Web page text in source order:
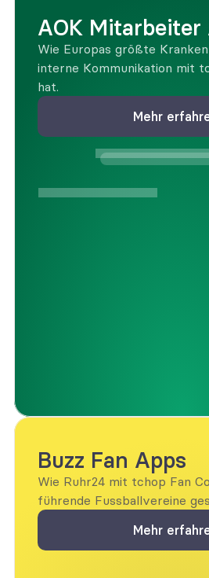
AOK Mitarbeiter
Wie Europas größte
interne Kommunikation mit
hat.
Mehr
Buzz Fan Apps
Wie Ruhr24 mit tchop Fan
führende Fussballvereine
Mehr